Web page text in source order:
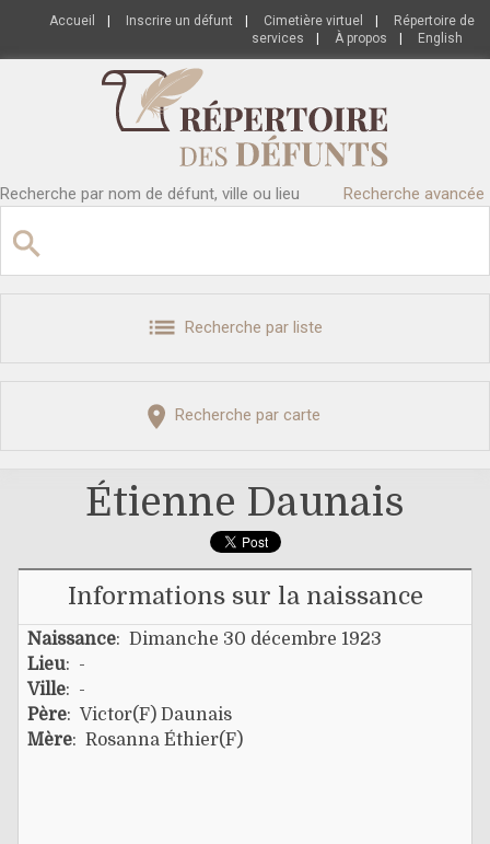
Accueil Inscrire un défunt Cimetière virtuel
Répertoire de
services
À propos English
Recherche par nom de défunt, ville ou lieu Recherche avancée
Recherche par liste
Recherche par carte
Étienne Daunais
Informations sur la naissance
Naissance: Dimanche 30 décembre 1923
Lieu: -
Ville: -
Père: Victor(f) Daunais
Mère: Rosanna Éthier(f)